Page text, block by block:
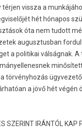
vissza a
hét hónapos
óta nem tudott
augusztus­ban
a politikai válságnak.
törvényhozás
a jövő hét végén
SZERINT IRÁNTÓL KAP